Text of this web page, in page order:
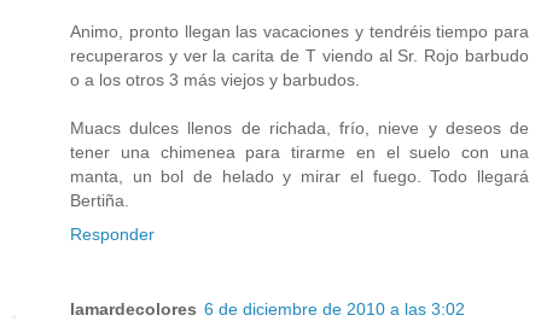
Animo, pronto llegan las vacaciones y tendréis tiempo para
recuperaros y ver la carita de T viendo al Sr. Rojo barbudo
o a los otros 3 más viejos y barbudos.
Muacs dulces llenos de richada, frío, nieve y deseos de
tener una chimenea para tirarme en el suelo con una
manta, un bol de helado y mirar el fuego. Todo llegará
Bertiña.
Responder
lamardecolores 6 de diciembre de 2010 a las 3:02